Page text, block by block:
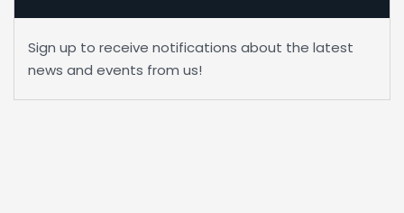
Sign up to receive notifications about the latest
news and events from us!